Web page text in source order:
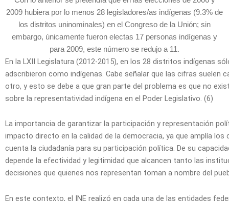
2009 hubiera por lo menos 28 legisladores/as indígenas (9.3% de
los distritos uninominales) en el Congreso de la Unión; sin
embargo, únicamente fueron electas 17 personas indígenas y
para 2009, este número se redujo a 11.
En la LXII Legislatura (2012-2015), en los 28 distritos indígenas
adscribieron como indígenas. Cabe señalar que las cifras suelen
otro, y esto se debe a que gran parte del problema es que no
sobre la representatividad indígena en el Poder Legislativo. (6)
La importancia de garantizar la participación y representación
impacto directo en la calidad de la democracia, ya que amplía los
cuenta la ciudadanía para su participación política. De su
depende la efectividad y legitimidad que alcancen tanto las
decisiones que quienes nos representan toman a nombre del
En este contexto, el INE realizó en cada una de las entidades